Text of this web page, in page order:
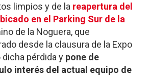
limpios y de la reapertura del
en el Parking Sur de la
de la Noguera, que
desde la clausura de la Expo
dicha pérdida y pone de
interés del actual equipo de